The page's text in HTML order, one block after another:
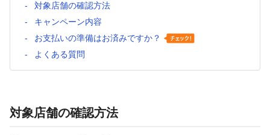
対象店舗の確認方法
キャンペーン内容
お支払いの準備はお済みですか？
よくある質問
対象店舗の確認方法